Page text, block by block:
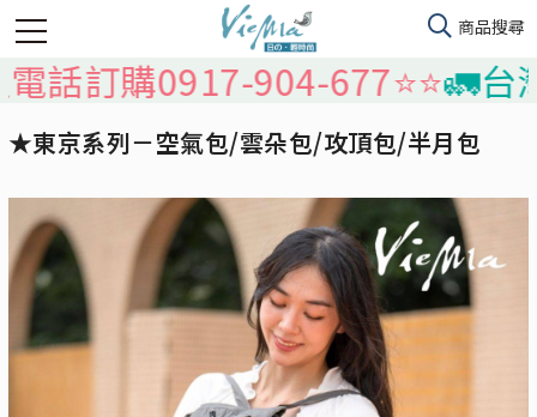
購0917-904-677⭐️⭐️🚛台灣本
★東京系列－空氣包/雲朵包/攻頂包/半月包